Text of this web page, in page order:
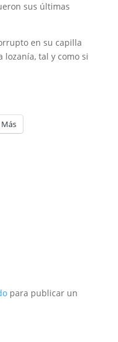
sus últimas
en su capilla
lozanía, tal y como si
Más
para publicar un